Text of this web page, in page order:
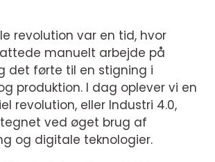
revolution var en tid, hvor
manuelt arbejde på
det førte til en stigning i
produktion. I dag oplever vi en
revolution, eller Industri 4.0,
ved øget brug af
og digitale teknologier.